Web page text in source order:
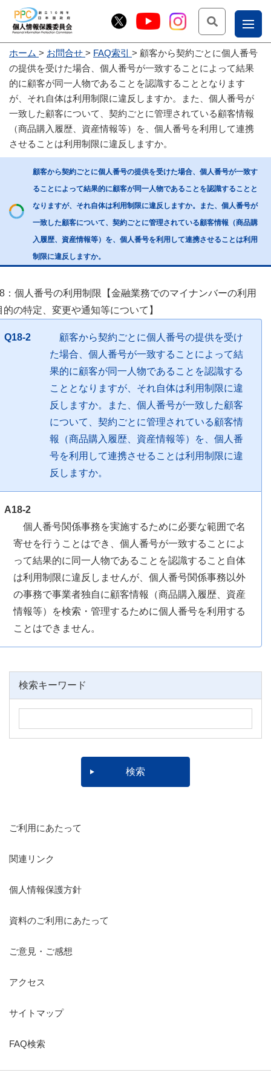
お
問
合
せ
こー
じょ
ー部
ホーム お問合せ FAQ索引
顧客から契約ごとに個人番号
の提供を受けた場合、個人番号が一致することによって結果
的に顧客が同一人物であることを認識することとなります
が、それ自体は利用制限に違反しますか。また、個人番号が
一致した顧客について、契約ごとに管理されている顧客情報
（商品購入履歴、資産情報等）を、個人番号を利用して連携
させることは利用制限に違反しますか。
顧客から契約ごとに個人番号の提供を受けた場合、個人番号が一致す
ることによって結果的に顧客が同一人物であることを認識することと
なりますが、それ自体は利用制限に違反しますか。また、個人番号が
一致した顧客について、契約ごとに管理されている顧客情報（商品購
入履歴、資産情報等）を、個人番号を利用して連携させることは利用
制限に違反しますか。
：個人番号の利用制限【金融業務でのマイナンバーの利用
的の特定、変更や通知等について】
Q18-2
顧客から契約ごとに個人番号の提供を受け
た場合、個人番号が一致することによって結
果的に顧客が同一人物であることを認識する
こととなりますが、それ自体は利用制限に違
反しますか。また、個人番号が一致した顧客
について、契約ごとに管理されている顧客情
報（商品購入履歴、資産情報等）を、個人番
号を利用して連携させることは利用制限に違
反しますか。
A18-2
個人番号関係事務を実施するために必要な範囲で名
寄せを行うことはでき、個人番号が一致することによ
って結果的に同一人物であることを認識すること自体
は利用制限に違反しませんが、個人番号関係事務以外
の事務で事業者独自に顧客情報（商品購入履歴、資産
情報等）を検索・管理するために個人番号を利用する
ことはできません。
検索キーワード
ご利用にあたって
関連リンク
個人情報保護方針
資料のご利用にあたって
ご意見・ご感想
アクセス
サイトマップ
FAQ検索